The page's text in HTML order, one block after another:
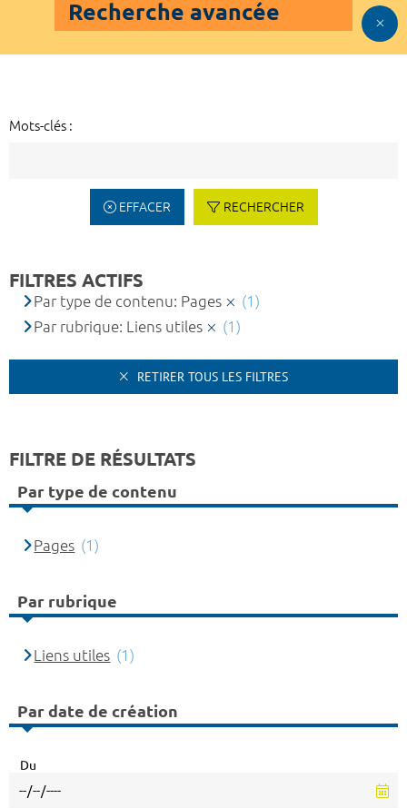
Recherche avancée
Mots-clés :
EFFACER RECHERCHER
FILTRES ACTIFS
Par type de contenu: Pages
(1)
Par rubrique: Liens utiles
(1)
RETIRER TOUS LES FILTRES
FILTRE DE RÉSULTATS
Par type de contenu
Pages (1)
Par rubrique
Liens utiles (1)
Par date de création
Du